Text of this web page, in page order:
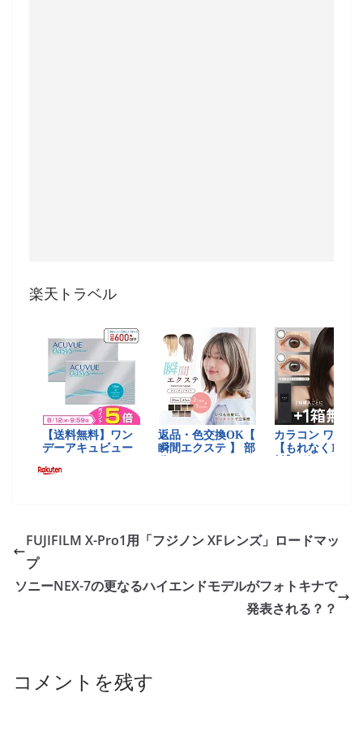
楽天トラベル
FUJIFILM X-Pro1用「フジノン XFレンズ」ロードマッ
プ
ソニーNEX-7の更なるハイエンドモデルがフォトキナで
発表される？？
コメントを残す